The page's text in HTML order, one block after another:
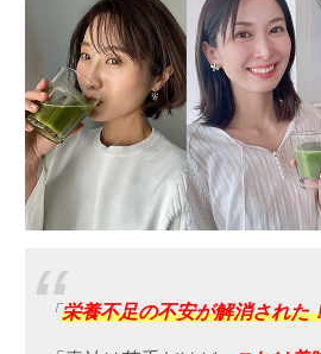
「栄養不足の不安が解消された